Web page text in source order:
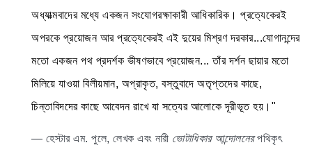
অধ্যাত্মবাদের মধ্যে একজন সংযোগরক্ষাকারী আধিকারিক। প্রত্যেকেরই
অপরকে প্রয়োজন আর প্রত্যেকেরই এই দুয়ের মিশ্রণ দরকার...যোগানন্দের
মতো একজন পথ প্রদর্শক ভীষণভাবে প্রয়োজন... তাঁর দর্শন ছায়ার মতো
মিলিয়ে যাওয়া বিলীয়মান, অপ্রাকৃত, বস্তুবাদে অতৃপ্তদের কাছে,
চিন্তাবিদদের কাছে আবেদন রাখে যা সত্যের আলোকে দূরীভূত হয়।"
— হেস্টার এম. পুলে, লেখক এবং নারী ভোটাধিকার আন্দোলনেরপথিকৃৎ